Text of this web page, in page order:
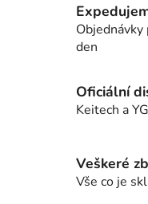
den
Oficiální
Keitech a
Veškeré
Vše co je